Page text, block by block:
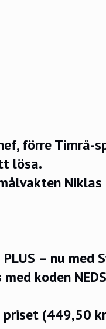
förre Timrå-
lösa.
Niklas
– nu med
koden
(449,50 kr)